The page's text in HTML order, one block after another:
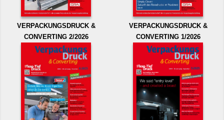
VERPACKUNGSDRUCK &
CONVERTING 2/2026
VERPACKUNGSDRUCK &
CONVERTING 1/2026